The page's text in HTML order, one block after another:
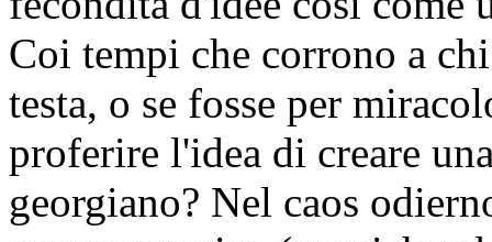
Coi tempi che corrono a
testa, o se fosse per
proferire l'idea di creare
georgiano? Nel caos